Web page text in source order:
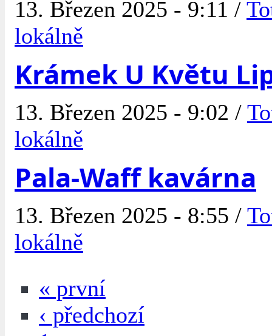
13. Březen 2025 - 9:11 /
lokálně
Krámek U Květu
13. Březen 2025 - 9:02 /
lokálně
Pala-Waff kavárna
13. Březen 2025 - 8:55 /
lokálně
« první
‹ předchozí